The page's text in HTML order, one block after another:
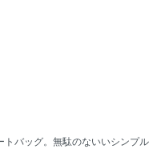
バッグ。無駄のないいシンプル